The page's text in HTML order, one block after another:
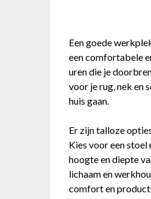
Een goede
een comfortabele
uren die je
voor je rug, nek en
huis gaan.
Er zijn talloze
Kies voor een stoel
hoogte en diepte
lichaam en
comfort en